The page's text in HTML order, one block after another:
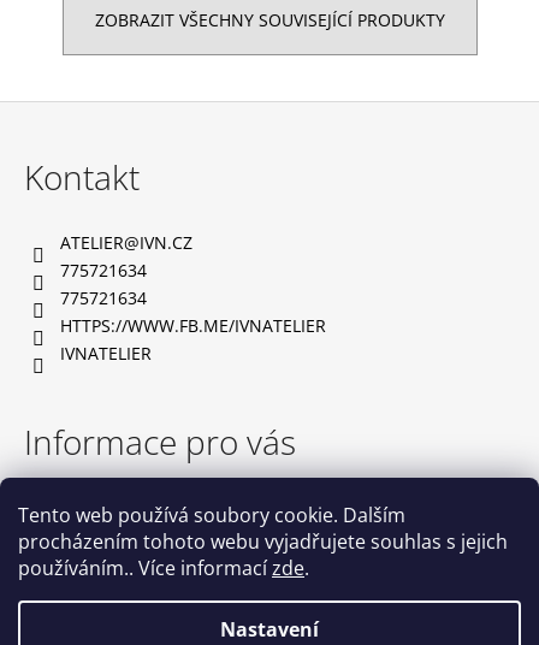
Tento web používá soubory cookie. Dalším
procházením tohoto webu vyjadřujete souhlas s jejich
používáním.. Více informacízde.
Nastavení
ZOBRAZIT VŠECHNY SOUVISEJÍCÍ PRODUKTY
Kontakt
ATELIER@IVN.CZ
775721634
775721634
HTTPS://WWW.FB.ME/IVNATELIER
IVNATELIER
Informace pro vás
TABULKA VELIKOSTÍ
OBCHODNÍ PODMÍNKY
PODMÍNKY OCHRANY OSOBNÍCH ÚDAJŮ